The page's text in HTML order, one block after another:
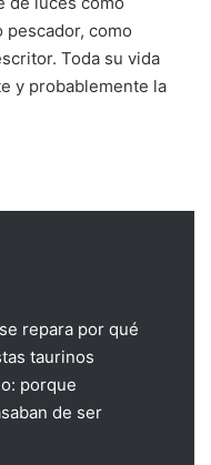
pescador, como
Toda su vida
y probablemente la
se repara por qué
taurinos
porque
de ser